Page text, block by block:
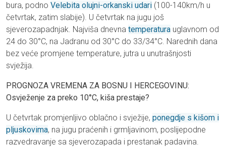
bura, podno Velebita olujni-orkanski udari (100-140km/h u
četvrtak, zatim slabije). U četvrtak na jugu još
sjeverozapadnjak. Najviša dnevna temperatura uglavnom od
24 do 30°C, na Jadranu od 30°C do 33/34°C. Narednih dana
bez veće promjene temperature, jutra u unutrašnjosti
svježija.
PROGNOZA VREMENA ZA BOSNU I HERCEGOVINU:
Osvježenje za preko 10°C, kiša prestaje?
U četvrtak promjenljivo oblačno i svježije, ponegdje s kišom i
pljuskovima, na jugu praćenih i grmljavinom, poslijepodne
razvedravanje sa sjeverozapada i prestanak padavina.